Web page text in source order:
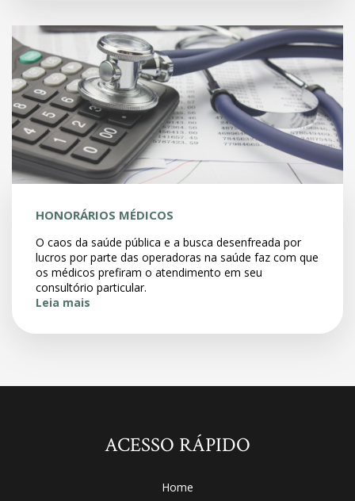
HONORÁRIOS MÉDICOS
O caos da saúde pública e a busca desenfreada por
lucros por parte das operadoras na saúde faz com que
os médicos prefiram o atendimento em seu
consultório particular.
Leia mais
ACESSO RÁPIDO
Home